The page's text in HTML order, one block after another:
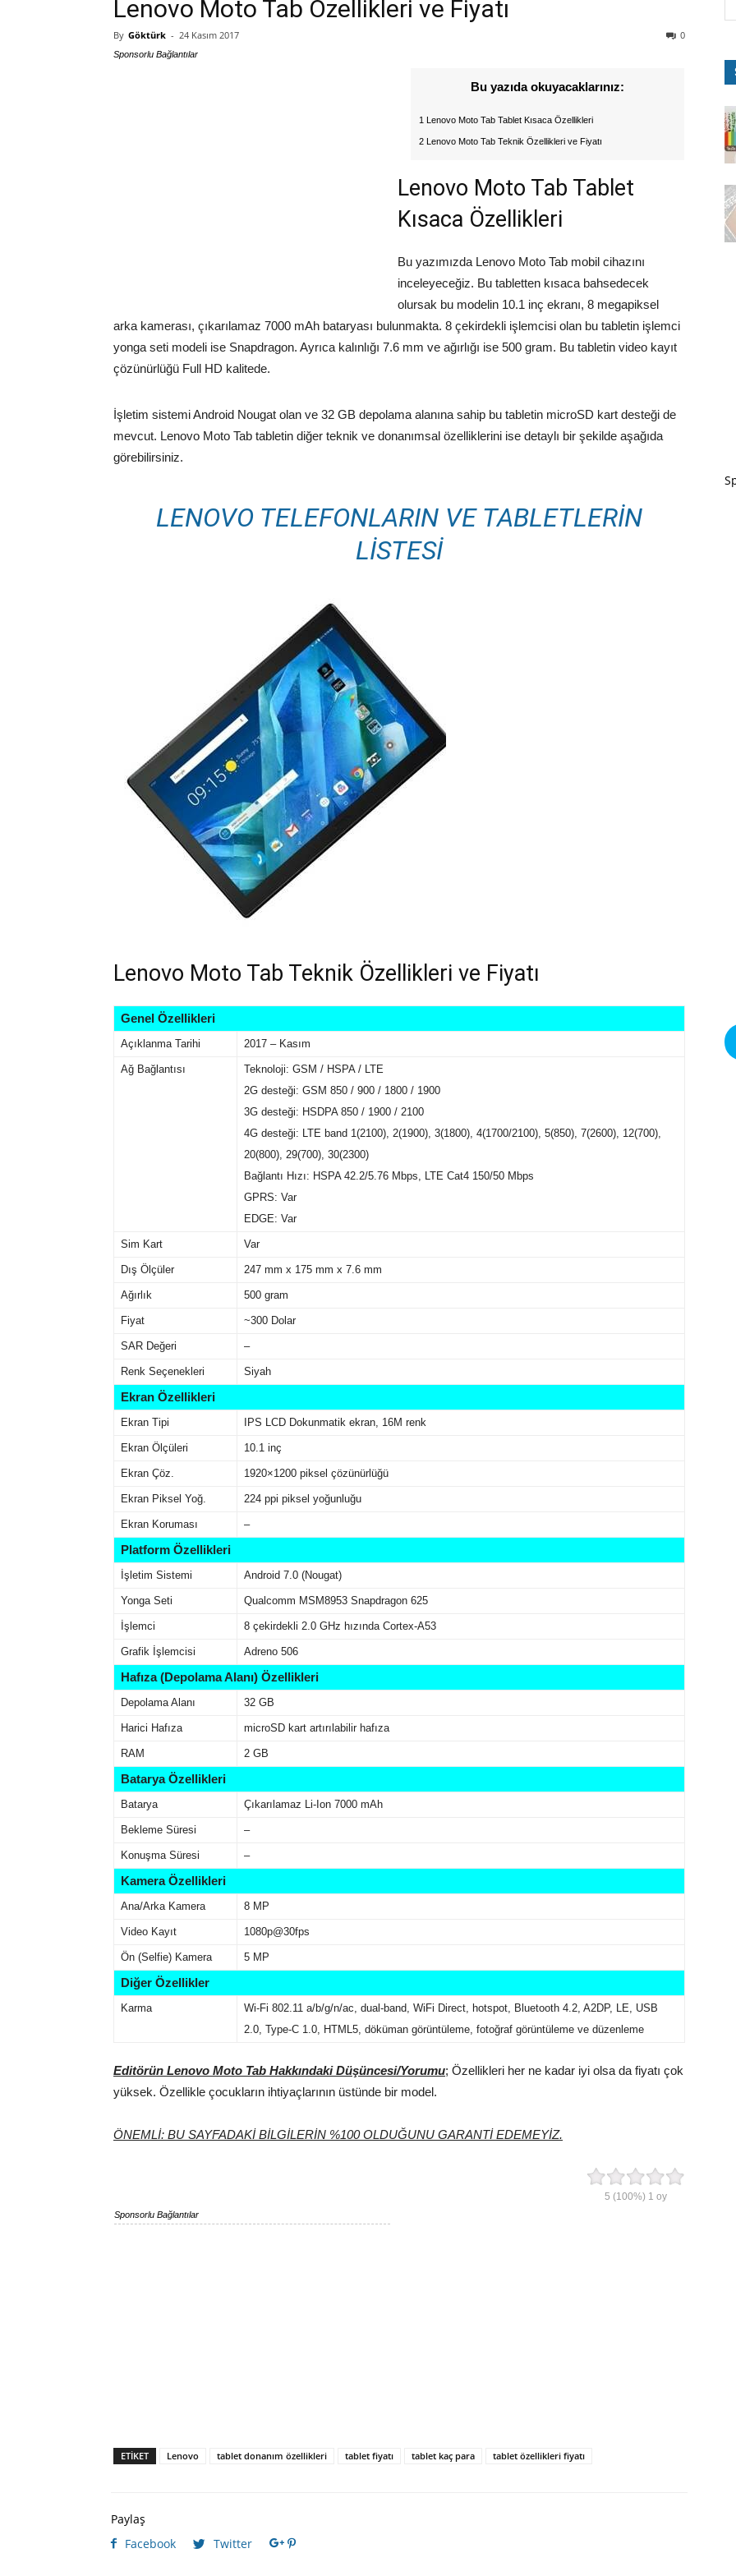
Lenovo Moto Tab Özellikleri ve Fiyatı
By Göktürk - 24 Kasım 2017 0
Sponsorlu Bağlantılar
Bu yazıda okuyacaklarınız:
1 Lenovo Moto Tab Tablet Kısaca Özellikleri
2 Lenovo Moto Tab Teknik Özellikleri ve Fiyatı
Lenovo Moto Tab Tablet
Kısaca Özellikleri
Bu yazımızda Lenovo Moto Tab mobil cihazını
inceleyeceğiz. Bu tabletten kısaca bahsedecek
olursak bu modelin 10.1 inç ekranı, 8 megapiksel
arka kamerası, çıkarılamaz 7000 mAh bataryası bulunmakta. 8 çekirdekli işlemcisi olan bu tabletin işlemci
yonga seti modeli ise Snapdragon. Ayrıca kalınlığı 7.6 mm ve ağırlığı ise 500 gram. Bu tabletin video kayıt
çözünürlüğü Full HD kalitede.
İşletim sistemi Android Nougat olan ve 32 GB depolama alanına sahip bu tabletin microSD kart desteği de
mevcut. Lenovo Moto Tab tabletin diğer teknik ve donanımsal özelliklerini ise detaylı bir şekilde aşağıda
görebilirsiniz.
LENOVO TELEFONLARIN VE TABLETLERIN
LISTESI
Lenovo Moto Tab Teknik Özellikleri ve Fiyatı
Genel Özellikleri
Açıklanma Tarihi 2017 – Kasım
Ağ Bağlantısı
Teknoloji: GSM / HSPA / LTE
2G desteği: GSM 850 / 900 / 1800 / 1900
3G desteği: HSDPA 850 / 1900 / 2100
4G desteği: LTE band 1(2100), 2(1900), 3(1800), 4(1700/2100), 5(850), 7(2600), 12(700),
20(800), 29(700), 30(2300)
Bağlantı Hızı: HSPA 42.2/5.76 Mbps, LTE Cat4 150/50 Mbps
GPRS: Var
EDGE: Var
Sim Kart Var
Dış Ölçüler 247 mm x 175 mm x 7.6 mm
Ağırlık 500 gram
Fiyat ~300 Dolar
SAR Değeri –
Renk Seçenekleri Siyah
Ekran Özellikleri
Ekran Tipi IPS LCD Dokunmatik ekran, 16M renk
Ekran Ölçüleri 10.1 inç
Ekran Çöz. 1920×1200 piksel çözünürlüğü
Ekran Piksel Yoğ. 224 ppi piksel yoğunluğu
Ekran Koruması –
Platform Özellikleri
İşletim Sistemi Android 7.0 (Nougat)
Yonga Seti Qualcomm MSM8953 Snapdragon 625
İşlemci 8 çekirdekli 2.0 GHz hızında Cortex-A53
Grafik İşlemcisi Adreno 506
Hafıza (Depolama Alanı) Özellikleri
Depolama Alanı 32 GB
Harici Hafıza microSD kart artırılabilir hafıza
RAM 2 GB
Batarya Özellikleri
Batarya Çıkarılamaz Li-Ion 7000 mAh
Bekleme Süresi –
Konuşma Süresi –
Kamera Özellikleri
Ana/Arka Kamera 8 MP
Video Kayıt 1080p@30fps
Ön (Selfie) Kamera 5 MP
Diğer Özellikler
Karma
Wi-Fi 802.11 a/b/g/n/ac, dual-band, WiFi Direct, hotspot, Bluetooth 4.2, A2DP, LE, USB
2.0, Type-C 1.0, HTML5, döküman görüntüleme, fotoğraf görüntüleme ve düzenleme
Editörün Lenovo Moto Tab Hakkındaki Düşüncesi/Yorumu; Özellikleri her ne kadar iyi olsa da fiyatı çok
yüksek. Özellikle çocukların ihtiyaçlarının üstünde bir model.
ÖNEMLİ: BU SAYFADAKİ BİLGİLERİN %100 OLDUĞUNU GARANTİ EDEMEYİZ.
5 (100%) 1 oy
Sponsorlu Bağlantılar
ETIKET Lenovo tablet donanım özellikleri tablet fiyatı tablet kaç para tablet özellikleri fiyatı
Paylaş
Facebook
Twitter